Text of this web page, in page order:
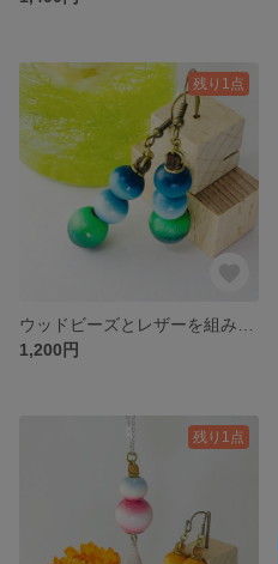
残り1点
1,200円
残り1点